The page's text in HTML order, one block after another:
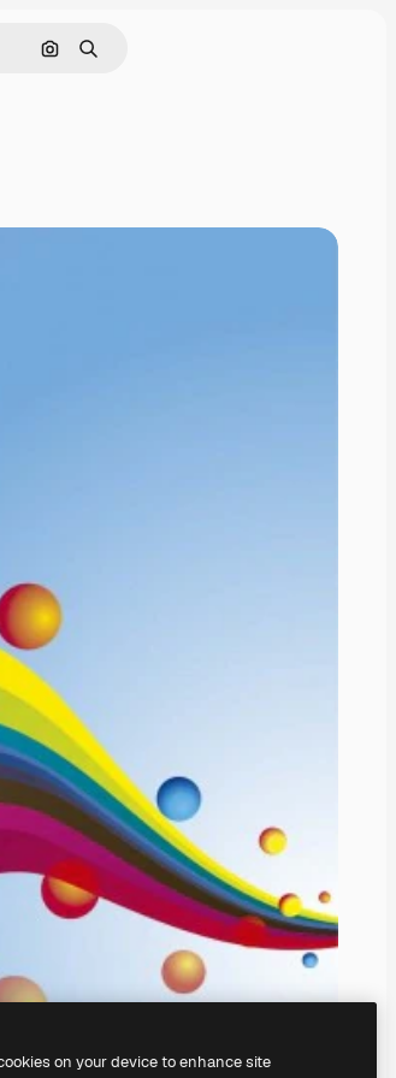
Pencarian berdasarkan gambar
Mencari
on your device to enhance site